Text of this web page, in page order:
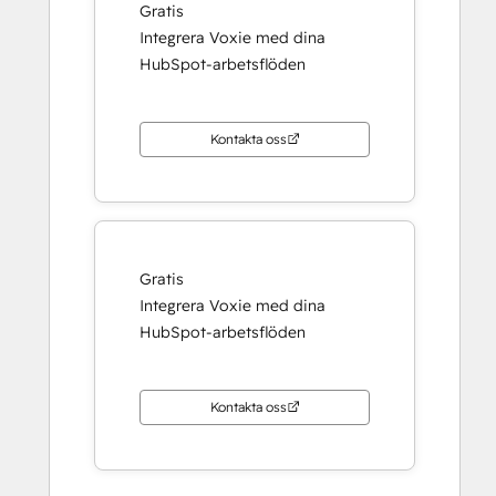
Gratis
Integrera Voxie med dina
HubSpot-arbetsflöden
Kontakta oss
Gratis
Integrera Voxie med dina
HubSpot-arbetsflöden
Kontakta oss